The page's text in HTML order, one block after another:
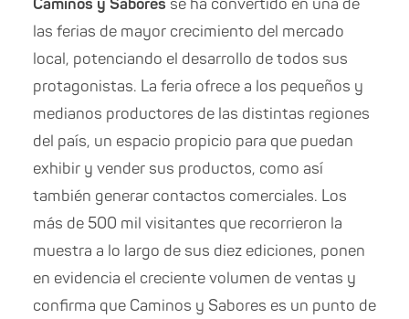
Caminos y Sabores se ha convertido en una de
las ferias de mayor crecimiento del mercado
local, potenciando el desarrollo de todos sus
protagonistas. La feria ofrece a los pequeños y
medianos productores de las distintas regiones
del país, un espacio propicio para que puedan
exhibir y vender sus productos, como así
también generar contactos comerciales. Los
más de 500 mil visitantes que recorrieron la
muestra a lo largo de sus diez ediciones, ponen
en evidencia el creciente volumen de ventas y
confirma que Caminos y Sabores es un punto de